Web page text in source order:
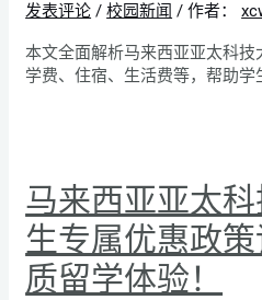
发表评论 /校园新闻 / 作者：
本文全面解析马来西亚亚太科
学费、住宿、生活费等，帮助学
马来西亚亚太
生专属优惠政
质留学体验！